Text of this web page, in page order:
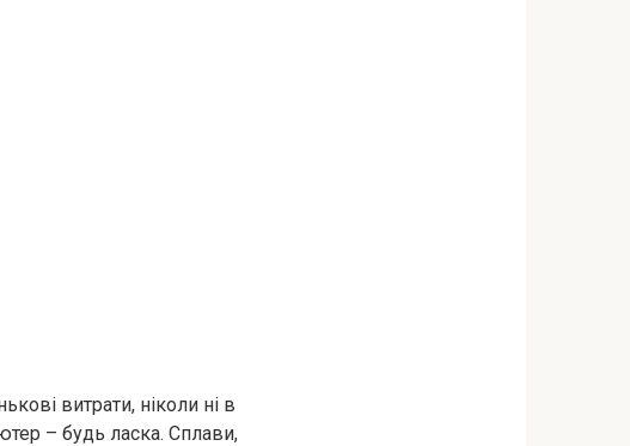
витрати, ніколи ні в
– будь ласка. Сплави,